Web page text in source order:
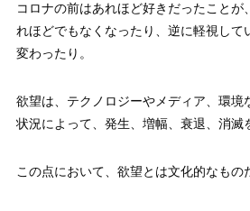
コロナの前はあれほど好きだったことが
れほどでもなくなったり、逆に軽視して
変わったり。
欲望は、テクノロジーやメディア、環境
状況によって、発生、増幅、衰退、消滅
この点において、欲望とは文化的なもの